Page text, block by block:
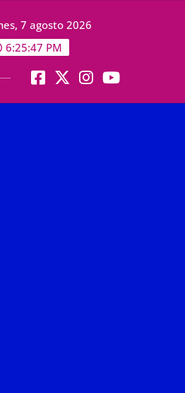
7 agosto 2026
6:25:48 PM